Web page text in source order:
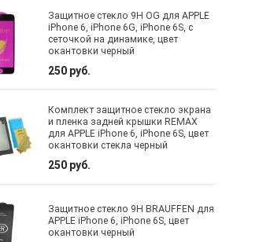
Защитное стекло 9H OG для APPLE
iPhone 6, iPhone 6G, iPhone 6S, с
сеточкой на динамике, цвет
окантовки черный
250 руб.
Комплект защитное стекло экрана
и пленка задней крышки REMAX
для APPLE iPhone 6, iPhone 6S, цвет
окантовки стекла черный
250 руб.
Защитное стекло 9H BRAUFFEN для
APPLE iPhone 6, iPhone 6S, цвет
окантовки черный